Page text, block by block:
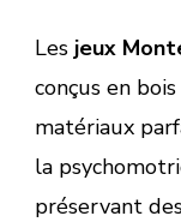
Les jeux
conçus en
matériaux
la
préservant